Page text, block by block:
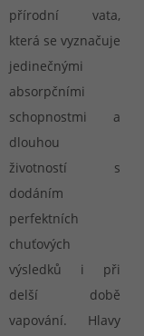
přírodní vata,
která se vyznačuje
jedinečnými
absorpčními
schopnostmi a
dlouhou
životností s
dodáním
perfektních
chuťových
výsledků i při
delší době
vapování. Hlavy